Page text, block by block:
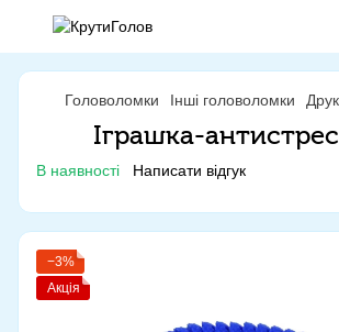
Головоломки Інші головоломки
Іграшка-
В наявності Написати відгук
−3%
Акція